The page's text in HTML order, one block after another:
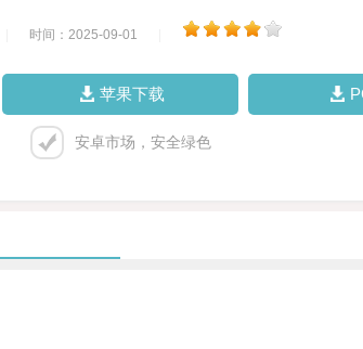
时间：2025-09-01
苹果下载
安卓市场，安全绿色